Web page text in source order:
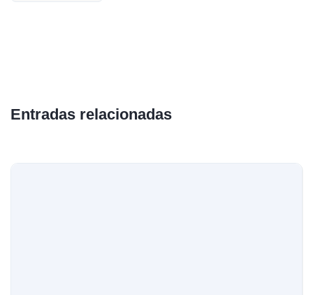
Entradas relacionadas